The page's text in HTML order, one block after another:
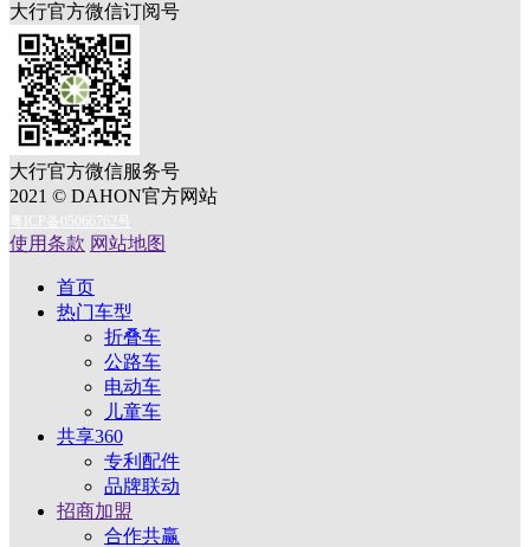
大行官方微信订阅号
大行官方微信服务号
2021 © DAHON官方网站
粤ICP备05066762号
使用条款 网站地图
首页
热门车型
折叠车
公路车
电动车
儿童车
共享360
专利配件
品牌联动
招商加盟
合作共赢